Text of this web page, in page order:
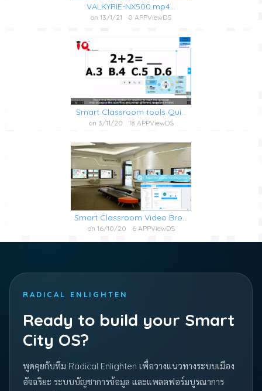
VALKYRIE-NX500.mp4...
on 13/1/21 0 APPViewDS
Smart Classroom tools Qui...
on 3/11/20 18 APPViewDS
Smart Classroom Video Bro...
on 16/10/20 6 APPViewDS
RADICAL ENLIGHTEN
Ready to build your Smart
City OS?
พูดคุยกับทีม Radical Enlighten เพื่อวางแนวทางระบบเมือง
อัจฉริยะ ระบบบัญชาการข้อมูล และแพลตฟอร์มบูรณาการ